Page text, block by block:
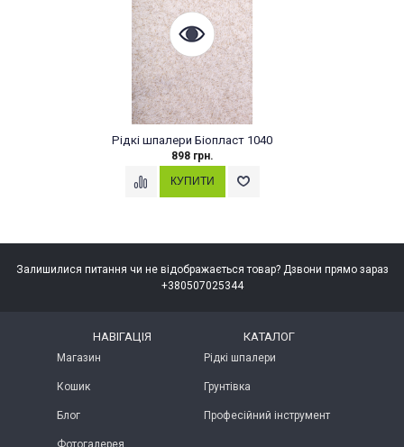
Рідкі шпалери Біопласт 1040
898 грн.
Залишилися питання чи не відображається товар? Дзвони прямо зараз
+380507025344
НАВІГАЦІЯ
Магазин
Кошик
Блог
Фотогалерея
КАТАЛОГ
Рідкі шпалери
Грунтівка
Професійний інструмент